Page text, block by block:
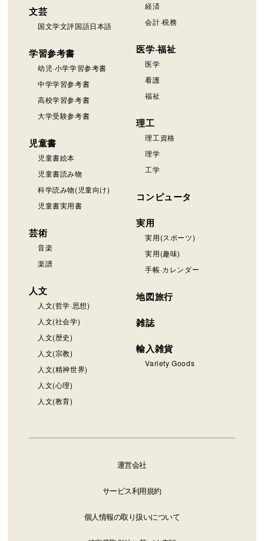
文芸
国文学文評国語日本語
学習参考書
幼児·小学学習参考書
中学学習参考書
高校学習参考書
大学受験参考書
児童書
児童書絵本
児童書読み物
科学読み物(児童向け)
児童書実用書
芸術
音楽
楽譜
人文
人文(哲学·思想)
人文(社会学)
人文(歴史)
人文(宗教)
人文(精神世界)
人文(心理)
人文(教育)
経済
会計·税務
医学·福祉
医学
看護
福祉
理工
理工資格
理学
工学
コンピュータ
実用
実用(スポーツ)
実用(趣味)
手帳·カレンダー
地図旅行
雑誌
輸入雑貨
Variety Goods
運営会社
サービス利用規約
個人情報の取り扱いについて